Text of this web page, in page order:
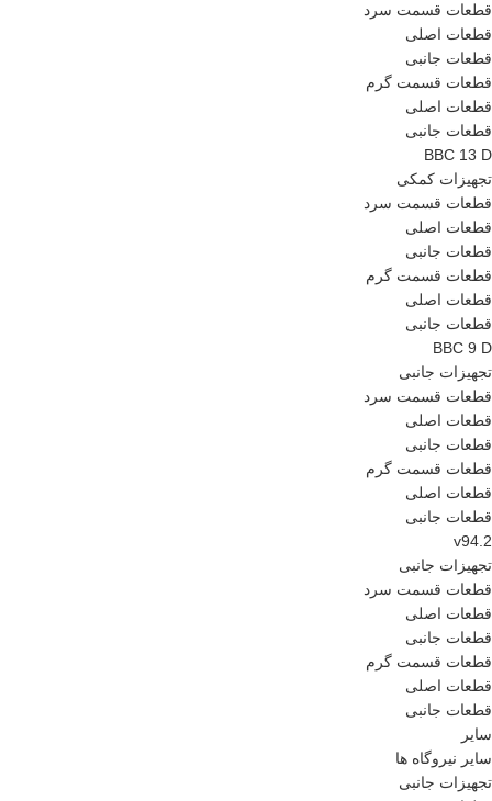
قطعات قسمت سرد
قطعات اصلی
قطعات جانبی
قطعات قسمت گرم
قطعات اصلی
قطعات جانبی
BBC 13 D
تجهیزات کمکی
قطعات قسمت سرد
قطعات اصلی
قطعات جانبی
قطعات قسمت گرم
قطعات اصلی
قطعات جانبی
BBC 9 D
تجهیزات جانبی
قطعات قسمت سرد
قطعات اصلی
قطعات جانبی
قطعات قسمت گرم
قطعات اصلی
قطعات جانبی
v94.2
تجهیزات جانبی
قطعات قسمت سرد
قطعات اصلی
قطعات جانبی
قطعات قسمت گرم
قطعات اصلی
قطعات جانبی
سایر
سایر نیروگاه ها
تجهیزات جانبی